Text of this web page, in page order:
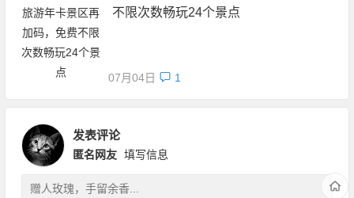
不限次数畅玩24个景点
07月04日 1
发表评论
匿名网友 填写信息